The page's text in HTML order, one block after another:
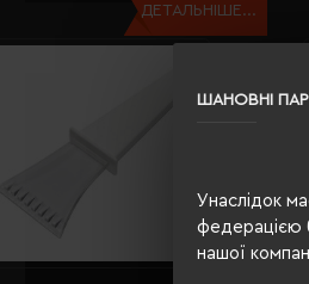
ШАНОВНІ
Унаслідок
федерацією
нашої
ДЕТАЛЬНІШЕ...